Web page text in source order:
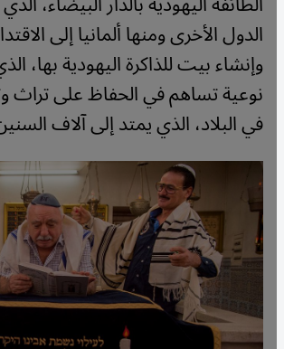
الدول الأخرى ومنها ألمانيا إلى
وإنشاء بيت للذاكرة اليهودية بها،
نوعية تساهم في الحفاظ على تراث
في البلاد، الذي يمتد إلى آلاف